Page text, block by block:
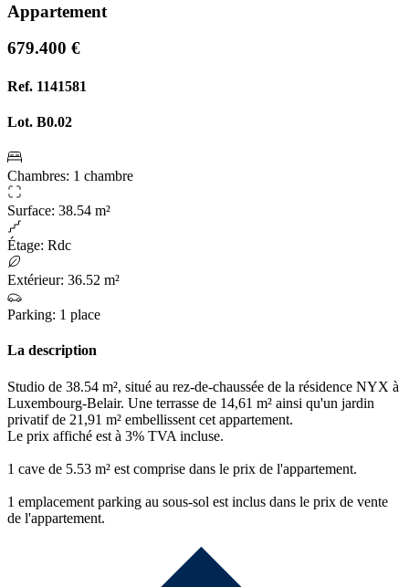
Appartement
679.400 €
Ref. 1141581
Lot. B0.02
Chambres: 1 chambre
Surface: 38.54 m²
Étage: Rdc
Extérieur: 36.52 m²
Parking: 1 place
La description
Studio de 38.54 m², situé au rez-de-chaussée de la résidence NYX à
Luxembourg-Belair. Une terrasse de 14,61 m² ainsi qu'un jardin
privatif de 21,91 m² embellissent cet appartement.
Le prix affiché est à 3% TVA incluse.
1 cave de 5.53 m² est comprise dans le prix de l'appartement.
1 emplacement parking au sous-sol est inclus dans le prix de vente
de l'appartement.